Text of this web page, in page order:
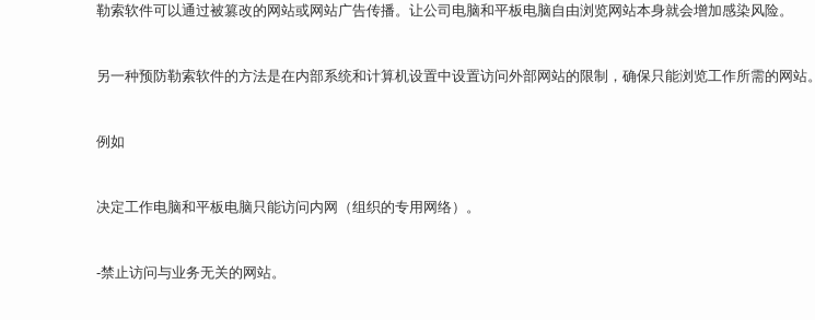
勒索软件可以通过被篡改的网站或网站广告传播。让公司电脑和平板电脑自由浏览网站本身就会增加感染风险。
另一种预防勒索软件的方法是在内部系统和计算机设置中设置访问外部网站的限制，确保只能浏览工作所需的网站。
例如
决定工作电脑和平板电脑只能访问内网（组织的专用网络）。
-禁止访问与业务无关的网站。